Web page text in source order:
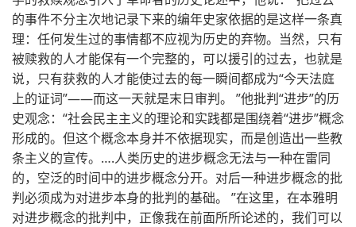
的事件不分主次地记录下来的编年史家依据的是这样一条真
理：任何发生过的事情都不应视为历史的弃物。当然，只有
被赎救的人才能保有一个完整的，可以援引的过去，也就是
说，只有获救的人才能使过去的每一瞬间都成为“今天法庭
上的证词”——而这一天就是末日审判。 ”他批判“进步”的历
史观念：“社会民主主义的理论和实践都是围绕着“进步”概念
形成的。但这个概念本身并不依据现实，而是创造出一些教
条主义的宣传。….人类历史的进步概念无法与一种在雷同
的，空泛的时间中的进步概念分开。对后一种进步概念的批
判必须成为对进步本身的批判的基础。 ”在这里，在本雅明
对进步概念的批判中，正像我在前面所所论述的，我们可以